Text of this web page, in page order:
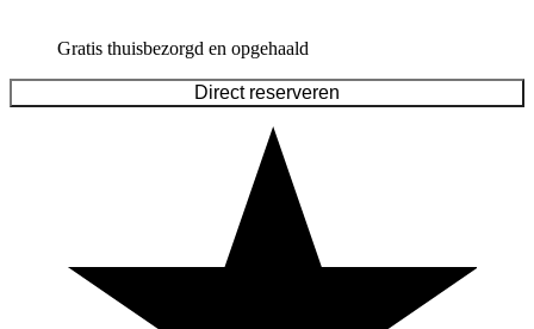
Gratis thuisbezorgd en opgehaald
Direct reserveren